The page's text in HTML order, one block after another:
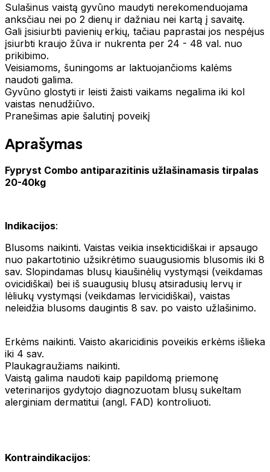
Sulašinus vaistą gyvūno maudyti nerekomenduojama
anksčiau nei po 2 dienų ir dažniau nei kartą į savaitę.
Gali įsisiurbti pavienių erkių, tačiau paprastai jos nespėjus
įsiurbti kraujo žūva ir nukrenta per 24 - 48 val. nuo
prikibimo.
Veisiamoms, šuningoms ar laktuojančioms kalėms
naudoti galima.
Gyvūno glostyti ir leisti žaisti vaikams negalima iki kol
vaistas nenudžiūvo.
Pranešimas apie šalutinį poveikį
Aprašymas
Fypryst Combo antiparazitinis užlašinamasis tirpalas
20-40kg
Indikacijos:
Blusoms naikinti. Vaistas veikia insekticidiškai ir apsaugo
nuo pakartotinio užsikrėtimo suaugusiomis blusomis iki 8
sav. Slopindamas blusų kiaušinėlių vystymąsi (veikdamas
ovicidiškai) bei iš suaugusių blusų atsiradusių lervų ir
lėliukų vystymąsi (veikdamas lervicidiškai), vaistas
neleidžia blusoms daugintis 8 sav. po vaisto užlašinimo.
Erkėms naikinti. Vaisto akaricidinis poveikis erkėms išlieka
iki 4 sav.
Plaukagraužiams naikinti.
Vaistą galima naudoti kaip papildomą priemonę
veterinarijos gydytojo diagnozuotam blusų sukeltam
alerginiam dermatitui (angl. FAD) kontroliuoti.
Kontraindikacijos: